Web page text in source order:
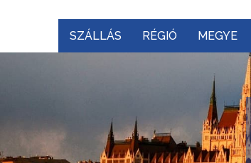
SZÁLLÁS RÉGIÓ MEGYE